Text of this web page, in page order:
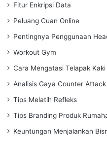
Fitur Enkripsi Data
Peluang Cuan Online
Pentingnya Penggunaan
Workout Gym
Cara Mengatasi Telapak Kaki
Analisis Gaya Counter Attack
Tips Melatih Refleks
Tips Branding Produk
Keuntungan Menjalankan